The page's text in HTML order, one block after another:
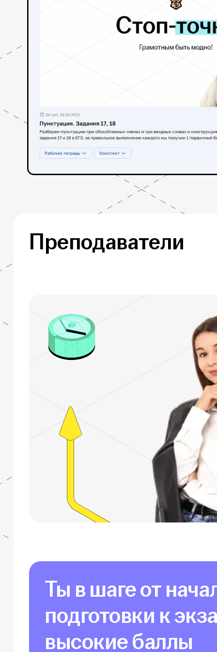
Преподаватели
Ты в шаге от
подготовки к
высокие баллы